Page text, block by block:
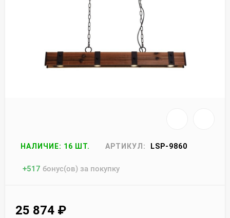
НАЛИЧИЕ: 16 ШТ. АРТИКУЛ: LSP-9860
+517 бонус(ов) за покупку
25 874 ₽